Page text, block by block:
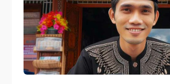
Legalisir
Apostille
Penerjemah
Legalisir
Apostille
Penerjemah